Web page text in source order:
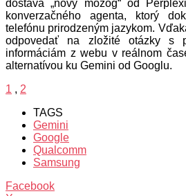
dostáva „nový mozog“ od
konverzačného agenta, ktorý
telefónu prirodzeným jazykom.
odpovedať na zložité otázky s
informáciám z webu v reálnom
alternatívou ku Gemini od Googlu.
1 , 2
TAGS
Gemini
Google
Qualcomm
Samsung
Facebook